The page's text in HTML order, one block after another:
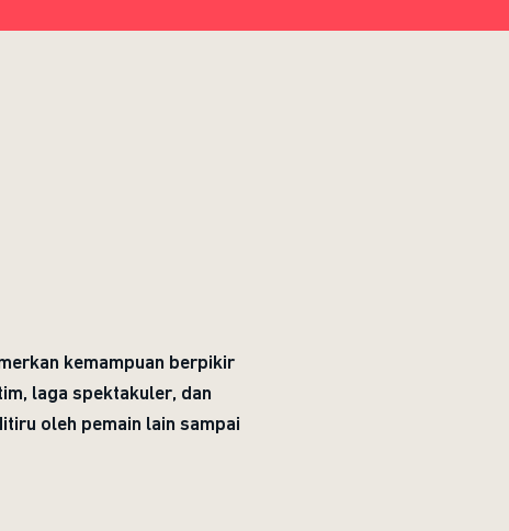
kemampuan berpikir
laga spektakuler, dan
oleh pemain lain sampai